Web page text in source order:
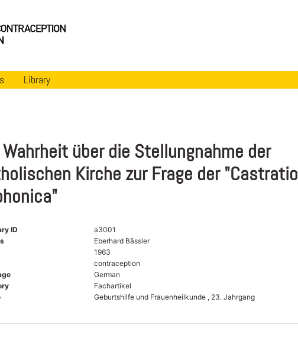
Library
Wahrheit über die Stellungnahme der
Kirche zur Frage der "Castratio
ID
a3001
Eberhard Bässler
1963
contraception
German
Fachartikel
Geburtshilfe und Frauenheilkunde , 23. Jahrgang